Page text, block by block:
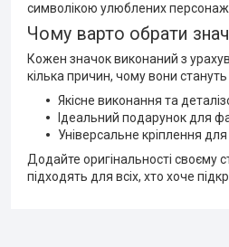
символікою улюблених
Чому варто обрати
Кожен значок виконаний з
кілька причин, чому вони
Якісне виконання та
Ідеальний подарунок для
Універсальне кріплення
Додайте оригінальності своєму
підходять для всіх, хто хоче